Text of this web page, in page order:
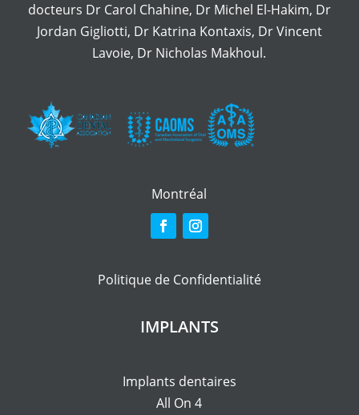
docteurs Dr Carol Chahine, Dr Michel El-Hakim, Dr
Jordan Gigliotti, Dr Katrina Kontaxis, Dr Vincent
Lavoie, Dr Nicholas Makhoul.
Montréal
Politique de Confidentialité
IMPLANTS
Implants dentaires
All On 4